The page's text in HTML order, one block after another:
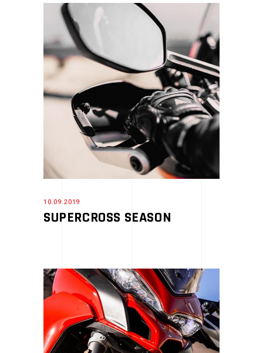
10.09.2019
SUPERCROSS SEASON